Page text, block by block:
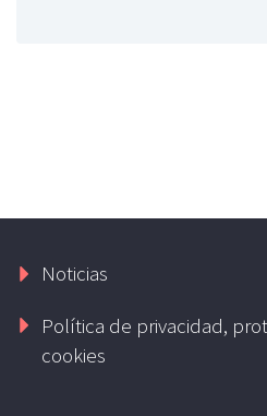
Noticias
Política de privacidad,
cookies